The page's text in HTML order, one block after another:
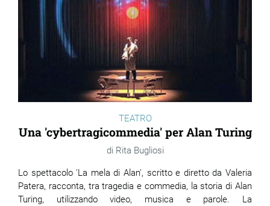
TEATRO
Una 'cybertragicommedia' per Alan Turing
Rita Bugliosi
Lo spettacolo 'La mela di Alan', scritto e diretto da Valeria
Patera, racconta, tra tragedia e commedia, la storia di Alan
Turing, utilizzando video, musica e parole. La